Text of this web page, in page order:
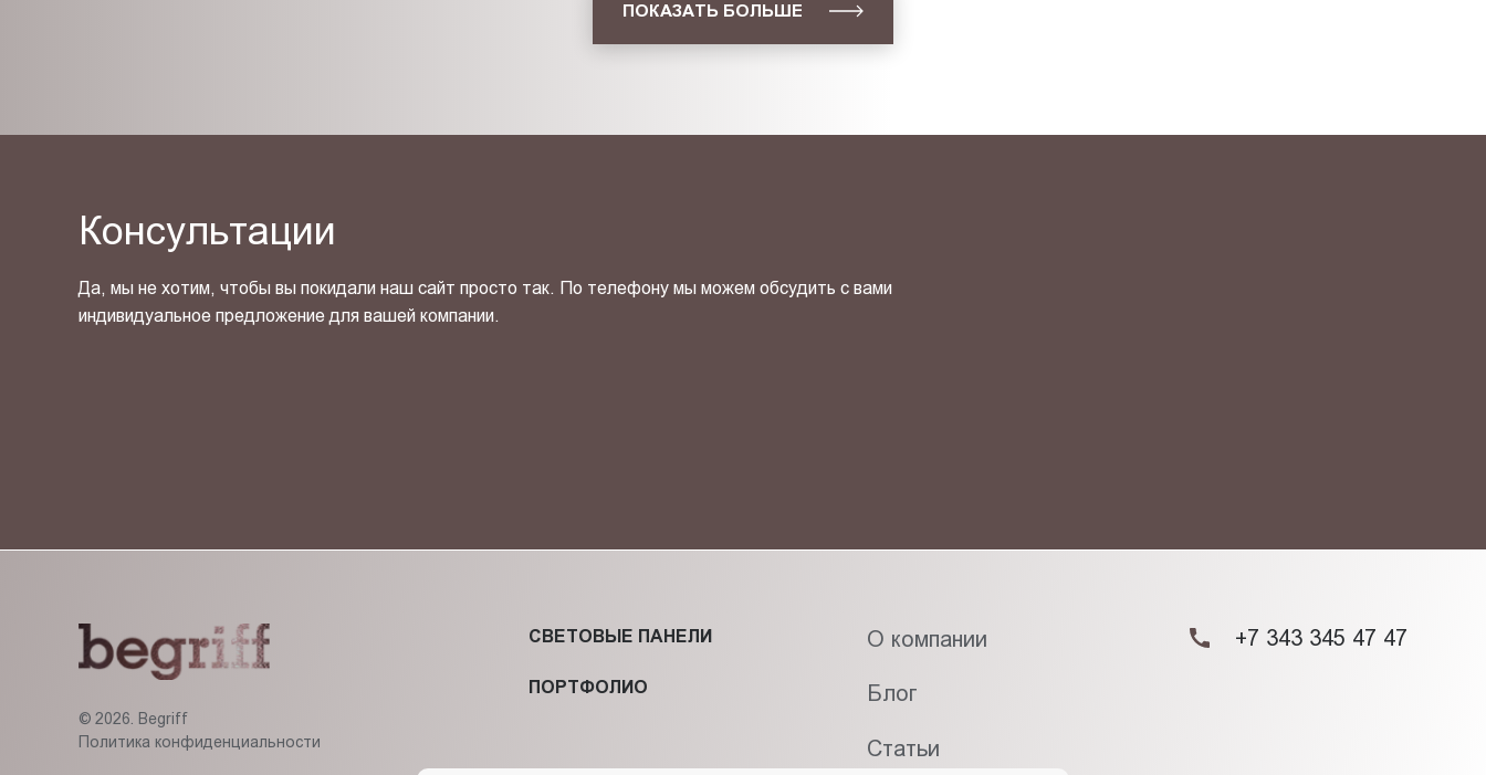
ПОКАЗАТЬ БОЛЬШЕ
Консультации
Да, мы не хотим, чтобы вы покидали наш сайт просто так. По телефону мы можем обсудить с вами
индивидуальное предложение для вашей компании.
© 2026. Begriff
Политика конфиденциальности
СВЕТОВЫЕ ПАНЕЛИ
ПОРТФОЛИО
О компании
Блог
Статьи
+7 343 345 47 47